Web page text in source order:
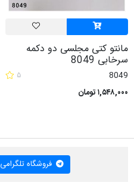
مانتو کتی مجلسی دو دکمه
سرخابی 8049
8049
۵
۱,۵۴۸,۰۰۰ تومان
فروشگاه تلگرامی